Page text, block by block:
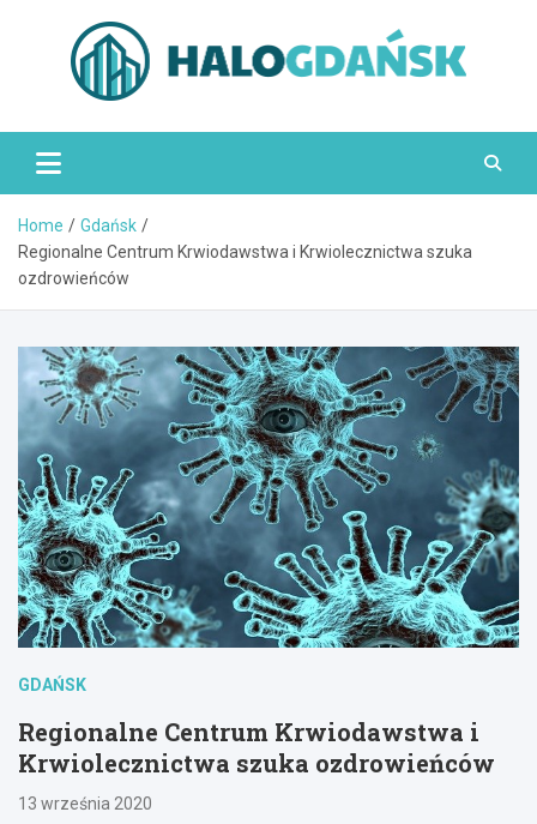
HaloGdańsk.pl
Home
Gdańsk
Regionalne Centrum Krwiodawstwa i Krwiolecznictwa szuka
ozdrowieńców
GDAŃSK
Regionalne Centrum Krwiodawstwa i
Krwiolecznictwa szuka ozdrowieńców
13 września 2020